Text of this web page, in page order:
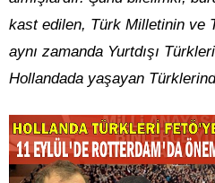
kast edilen, Türk Milletinin ve
aynı zamanda Yurtdışı
Hollandada yaşayan